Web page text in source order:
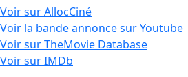
Voir sur AllocCiné
Voir la bande annonce sur Youtube
Voir sur TheMovie Database
Voir sur IMDb